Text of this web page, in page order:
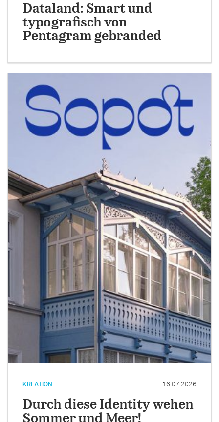
Dataland: Smart und
typografisch von
Pentagram gebranded
KREATION 16.07.2026
Durch diese Identity wehen
Sommer und Meer!